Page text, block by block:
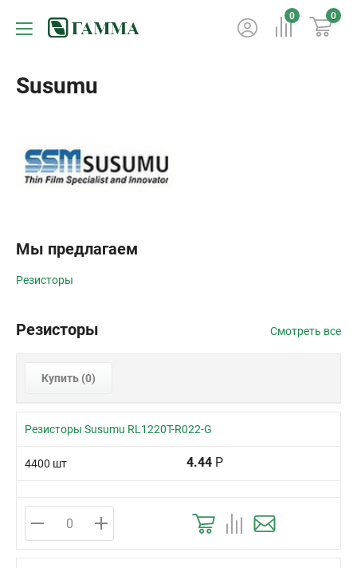
0 0
Susumu
Мы предлагаем
Резисторы
Резисторы Смотреть все
Купить (0)
Резисторы Susumu RL1220T-R022-G
4400 шт 4.44 Р